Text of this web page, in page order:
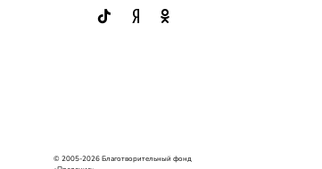
© 2005-2026 Благотворительный фонд